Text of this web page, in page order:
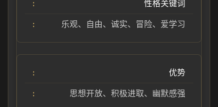
性格关键词
乐观、自由、诚实、冒险、爱学习
优势
思想开放、积极进取、幽默感强